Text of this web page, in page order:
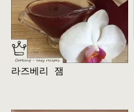
라즈베리 잼